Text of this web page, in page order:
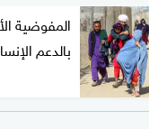
المفوضية
بالدعم